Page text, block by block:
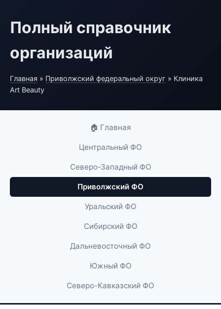
Полный справочник
организаций
Главная » Приволжский федеральный округ » Клиника
Art Beauty
🏠 Главная
Центральный ФО
Северо-Западный ФО
Приволжский ФО
Уральский ФО
Сибирский ФО
Дальневосточный ФО
Южный ФО
Северо-Кавказский ФО